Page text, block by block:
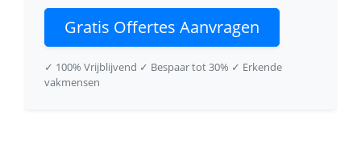
Gratis Offertes Aanvragen
✓ 100% Vrijblijvend ✓ Bespaar tot 30% ✓ Erkende
vakmensen